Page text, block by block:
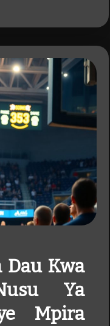
Dau Kwa
Ya
Mpira